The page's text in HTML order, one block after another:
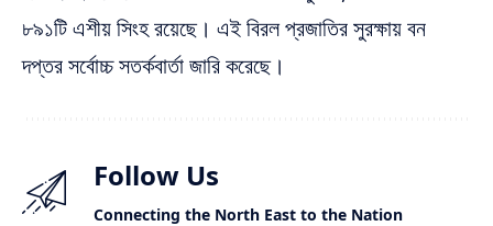
৮৯১টি এশীয় সিংহ রয়েছে। এই বিরল প্রজাতির সুরক্ষায় বন
দপ্তর সর্বোচ্চ সতর্কবার্তা জারি করেছে।
Follow Us
Connecting the North East to the Nation